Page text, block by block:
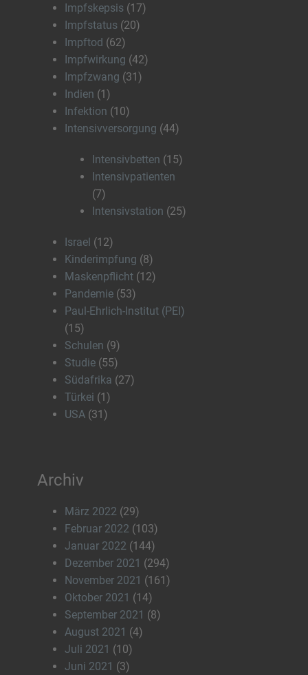
Impfskepsis (17)
Impfstatus (20)
Impftod (62)
Impfwirkung (42)
Impfzwang (31)
Indien (1)
Infektion (10)
Intensivversorgung (44)
Intensivbetten (15)
Intensivpatienten
(7)
Intensivstation (25)
Israel (12)
Kinderimpfung (8)
Maskenpflicht (12)
Pandemie (53)
Paul-Ehrlich-Institut (PEI)
(15)
Schulen (9)
Studie (55)
Südafrika (27)
Türkei (1)
USA (31)
Archiv
März 2022 (29)
Februar 2022 (103)
Januar 2022 (144)
Dezember 2021 (294)
November 2021 (161)
Oktober 2021 (14)
September 2021 (8)
August 2021 (4)
Juli 2021 (10)
Juni 2021 (3)